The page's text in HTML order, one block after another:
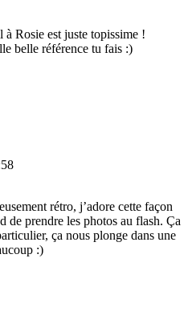
à Rosie est juste topissime !
belle référence tu fais :)
rétro, j’adore cette façon
de prendre les photos au flash. Ça
ça nous plonge dans une
:)